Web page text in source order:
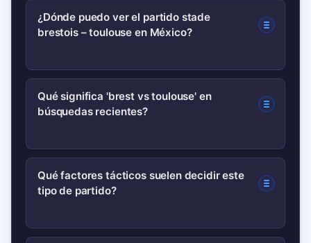
¿Dónde puedo ver el partido stade
brestois – toulouse en México?
Depende de los derechos de
transmisión; revisa las plataformas
México o los canales locales que
ofrecen cobertura en vivo.
Qué significa 'brest vs toulouse' en
búsquedas recientes?
Se refiere a consultas sobre el partido
entre Stade Brestois y Toulouse:
análisis táctico que han aumentado por
Qué factores tácticos suelen decidir este
tipo de partido?